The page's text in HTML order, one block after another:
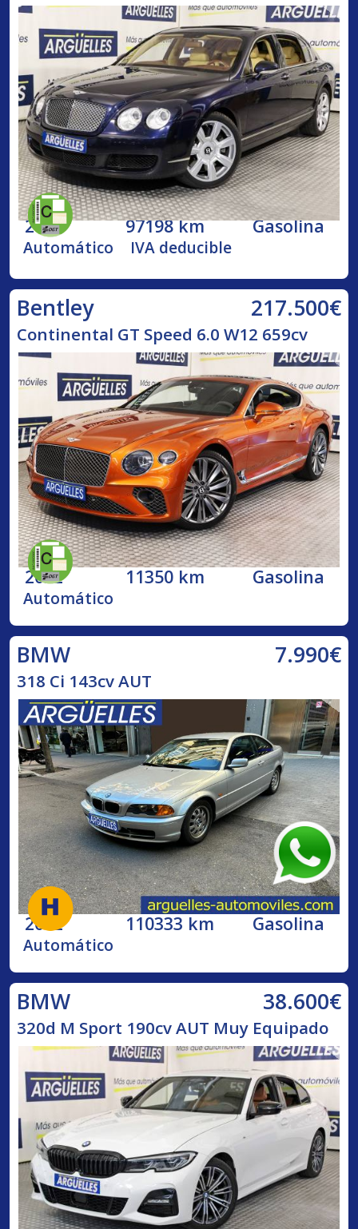
2005 97198 km Gasolina
Automático IVA deducible
Bentley 217.500€
Continental GT Speed 6.0 W12 659cv
2022 11350 km Gasolina
Automático
BMW 7.990€
318 Ci 143cv AUT
2002 110333 km Gasolina
Automático
BMW 38.600€
320d M Sport 190cv AUT Muy Equipado